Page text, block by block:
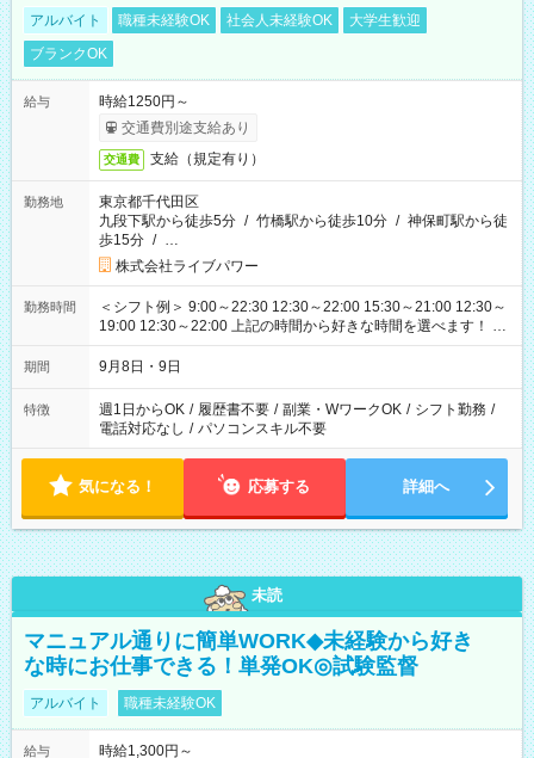
アルバイト 職種未経験OK 社会人未経験OK
大学生歓迎
ブランクOK
給与
時給1250円～
交通費別途支給あり
交通費 支給（規定有り）
勤務地
東京都千代田区
九段下駅から徒歩5分 / 竹橋駅から徒歩10分 / 神保町駅から徒
歩15分 / …
株式会社ライブパワー
勤務時間
＜シフト例＞ 9:00～22:30 12:30～22:00 15:30～21:00 12:30～
19:00 12:30～22:00 上記の時間から好きな時間を選べます！ ※
時間は変更となる可能性があります
期間 9月8日・9日
特徴 週1日からOK / 履歴書不要 / 副業・WワークOK / シフト勤務 /
電話対応なし / パソコンスキル不要
気になる！ 応募する 詳細へ
未読
マニュアル通りに簡単WORK◆未経験から好き
な時にお仕事できる！単発OK◎試験監督
アルバイト 職種未経験OK
給与
時給1,300円～